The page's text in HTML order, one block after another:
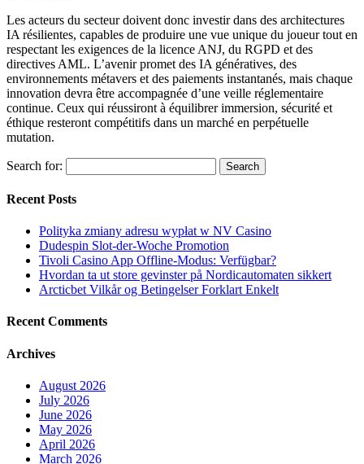
Les acteurs du secteur doivent donc investir dans des architectures
IA résilientes, capables de produire une vue unique du joueur tout en
respectant les exigences de la licence ANJ, du RGPD et des
directives AML. L’avenir promet des IA génératives, des
environnements métavers et des paiements instantanés, mais chaque
innovation devra être accompagnée d’une veille réglementaire
continue. Ceux qui réussiront à équilibrer immersion, sécurité et
éthique resteront compétitifs dans un marché en perpétuelle
mutation.
Search for:
Recent Posts
Polityka zmiany adresu wypłat w NV Casino
Dudespin Slot-der-Woche Promotion
Tivoli Casino App Offline-Modus: Verfügbar?
Hvordan ta ut store gevinster på Nordicautomaten sikkert
Arcticbet Vilkår og Betingelser Forklart Enkelt
Recent Comments
Archives
August 2026
July 2026
June 2026
May 2026
April 2026
March 2026